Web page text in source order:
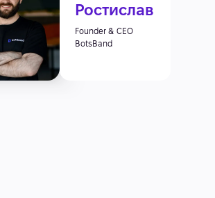
Ростислав
Founder & CEO
BotsBand